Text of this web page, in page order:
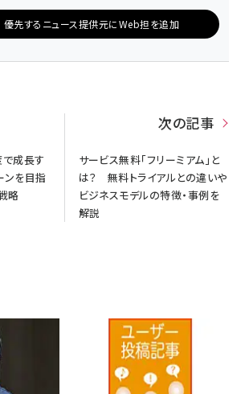
優先するニュース提供元にWeb担を追加
成長す
ンを目指
略
次の記事
サービス無料「フリーミアム」と
は？ 無料トライアルとの違いや
ビジネスモデルの特徴・事例を
解説